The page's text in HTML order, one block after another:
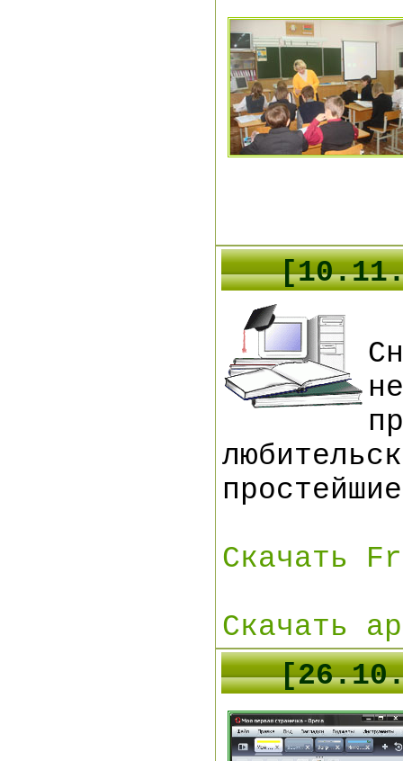
[10.11
Скачать
Скачать
[26